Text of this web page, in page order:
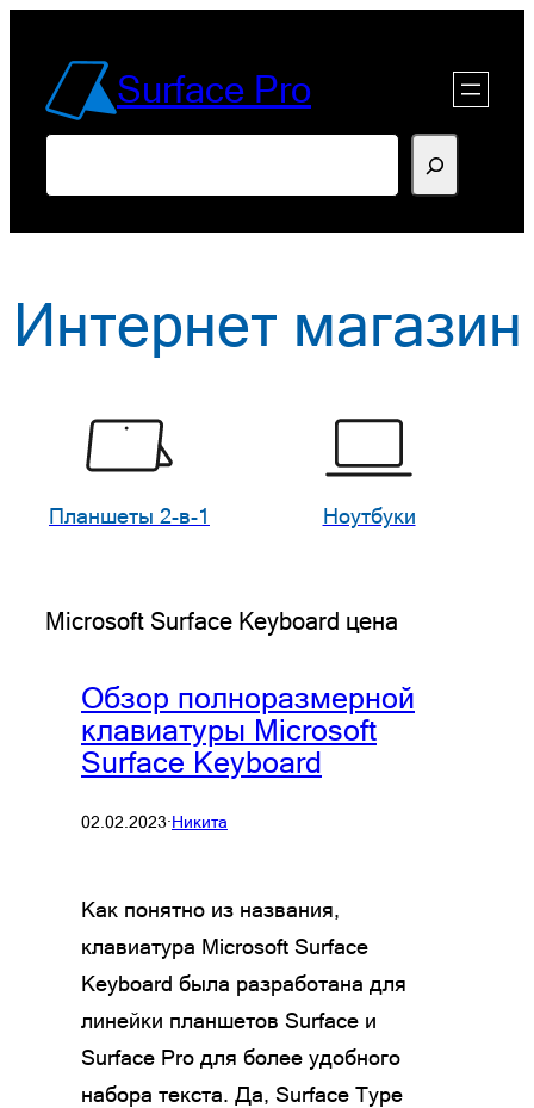
содержимомуSurface Pro
Интернет магазин
Планшеты 2-в-1 Ноутбуки
Microsoft Surface Keyboard цена
Обзор полноразмерной
клавиатуры Microsoft
Surface Keyboard
02.02.2023·Никита
Как понятно из названия,
клавиатура Microsoft Surface
Keyboard была разработана для
линейки планшетов Surface и
Surface Pro для более удобного
набора текста. Да, Surface Type